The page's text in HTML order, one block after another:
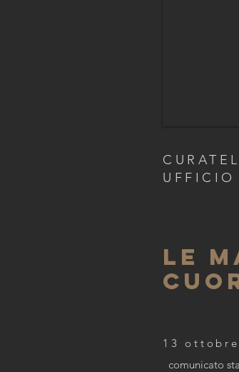
UFFICIO
LE
13
comunicato